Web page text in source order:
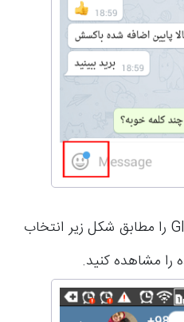
در پنجره‌ی جدید گزینه‌ی GIF را مطابق شکل زیر انتخاب
را مشاهده کنید.